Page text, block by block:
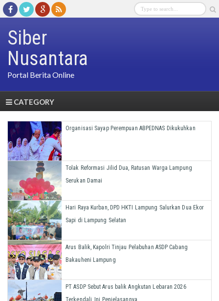
Siber
Nusantara
Portal Berita Online
CATEGORY
Organisasi Sayap Perempuan ABPEDNAS Dikukuhkan
Tolak Reformasi Jilid Dua, Ratusan Warga Lampung
Serukan Damai
Hari Raya Kurban, DPD HKTI Lampung Salurkan Dua Ekor
Sapi di Lampung Selatan
Arus Balik, Kapolri Tinjau Pelabuhan ASDP Cabang
Bakauheni Lampung
PT ASDP Sebut Arus balik Angkutan Lebaran 2026
Terkendali, Ini Penjelasannya